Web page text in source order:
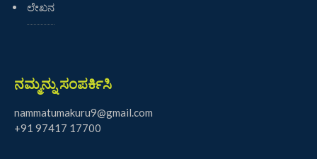
ಲೇಖನ
ನಮ್ಮನ್ನು ಸಂಪರ್ಕಿಸಿ
nammatumakuru9@gmail.com
+91 97417 17700